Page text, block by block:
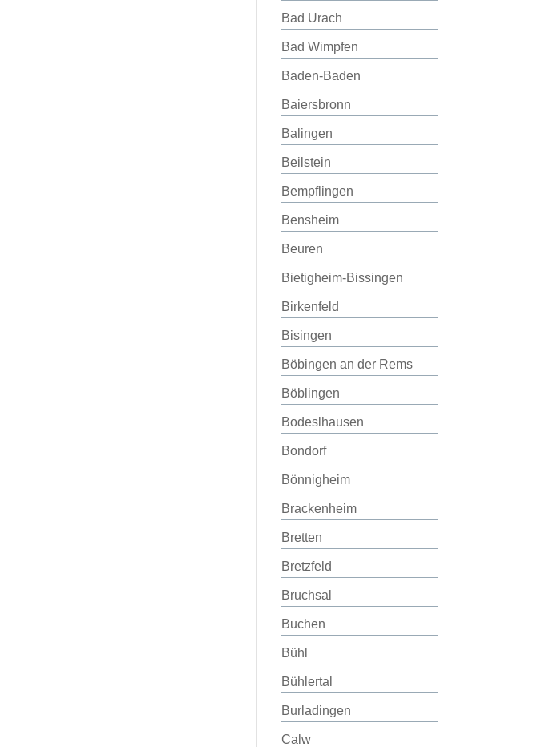
Bad Urach
Bad Wimpfen
Baden-Baden
Baiersbronn
Balingen
Beilstein
Bempflingen
Bensheim
Beuren
Bietigheim-Bissingen
Birkenfeld
Bisingen
Böbingen an der Rems
Böblingen
Bodeslhausen
Bondorf
Bönnigheim
Brackenheim
Bretten
Bretzfeld
Bruchsal
Buchen
Bühl
Bühlertal
Burladingen
Calw